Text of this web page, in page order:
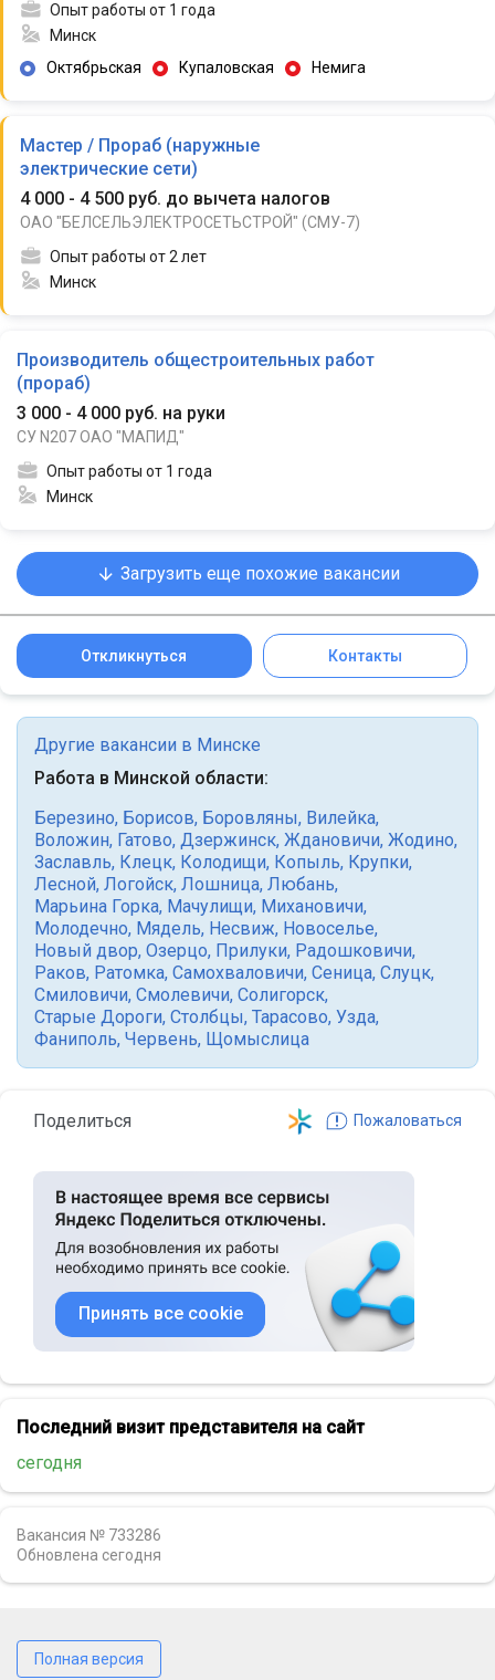
Опыт работы от 1 года
Минск
Октябрьская
Купаловская Немига
Мастер / Прораб (наружные
электрические сети)
4 000 - 4 500 руб. до вычета налогов
ОАО "БЕЛСЕЛЬЭЛЕКТРОСЕТЬСТРОЙ" (СМУ-7)
Опыт работы от 2 лет
Минск
Производитель общестроительных работ
(прораб)
3 000 - 4 000 руб. на руки
СУ N207 ОАО "МАПИД"
Опыт работы от 1 года
Минск
Загрузить еще похожие вакансии
Откликнуться Контакты
Другие вакансии в Минске
Работа в Минской области:
Березино, Борисов, Боровляны, Вилейка,
Воложин, Гатово, Дзержинск, Ждановичи, Жодино,
Заславль, Клецк, Колодищи, Копыль, Крупки,
Лесной, Логойск, Лошница, Любань,
Марьина Горка, Мачулищи, Михановичи,
Молодечно, Мядель, Несвиж, Новоселье,
Новый двор, Озерцо, Прилуки, Радошковичи,
Раков, Ратомка, Самохваловичи, Сеница, Слуцк,
Смиловичи, Смолевичи, Солигорск,
Старые Дороги, Столбцы, Тарасово, Узда,
Фаниполь, Червень, Щомыслица
Поделиться Пожаловаться
Принять все cookie
Последний визит представителя на сайт
сегодня
Вакансия № 733286
Обновлена сегодня
Полная версия